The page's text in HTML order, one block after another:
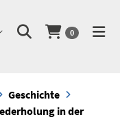
0
Geschichte
in der